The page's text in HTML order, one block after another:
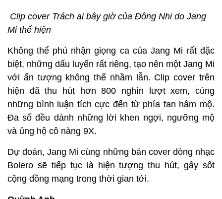
Clip cover Trách ai bây giờ của Đông Nhi do Jang
Mi thể hiện
Không thể phủ nhận giọng ca của Jang Mi rất đặc
biệt, những dấu luyến rất riêng, tạo nên một Jang Mi
với ấn tượng không thể nhầm lẫn. Clip cover trên
hiện đã thu hút hơn 800 nghìn lượt xem, cùng
những bình luận tích cực đến từ phía fan hâm mộ.
Đa số đều dành những lời khen ngợi, ngưỡng mộ
và ủng hộ cô nàng 9X.
Dự đoán, Jang Mi cùng những bản cover dòng nhạc
Bolero sẽ tiếp tục là hiện tượng thu hút, gây sốt
cộng đồng mạng trong thời gian tới.